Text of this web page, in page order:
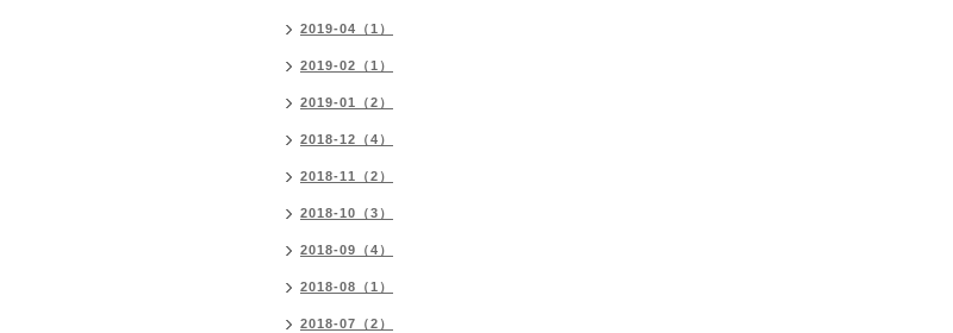
2019-04（1）
2019-02（1）
2019-01（2）
2018-12（4）
2018-11（2）
2018-10（3）
2018-09（4）
2018-08（1）
2018-07（2）